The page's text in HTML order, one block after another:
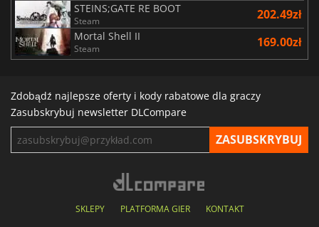
STEINS;GATE RE BOOT
Steam 202.49zł
Mortal Shell II
Steam 169.00zł
Zdobądź najlepsze oferty i kody rabatowe dla graczy
Zasubskrybuj newsletter DLCompare
SKLEPY PLATFORMA GIER KONTAKT